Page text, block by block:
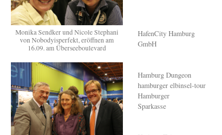
Monika Sendker und Nicole Stephani
von Nobodyisperfekt, eröffnen am
16.09. am Überseeboulevard
HafenCity Hamburg
GmbH
Hamburg Dungeon
hamburger elbinsel-tour
Hamburger
Sparkasse